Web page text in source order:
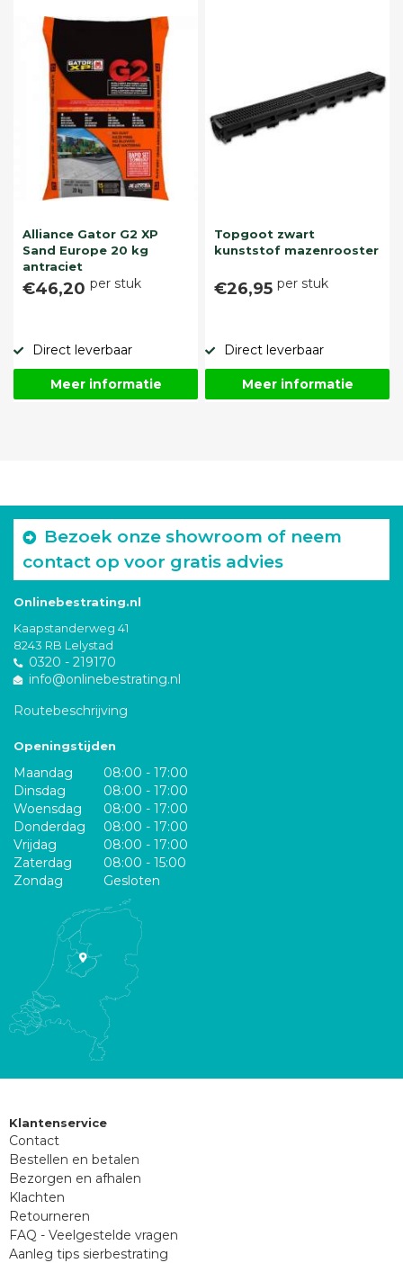
Alliance Gator G2 XP
Sand Europe 20 kg
antraciet
€46,20 per stuk
Direct leverbaar
Meer informatie
Topgoot zwart
kunststof mazenrooster
€26,95 per stuk
Direct leverbaar
Meer informatie
Bezoek onze showroom of neem
contact op voor gratis advies
Onlinebestrating.nl
Kaapstanderweg 41
8243 RB Lelystad
0320 - 219170
info@onlinebestrating.nl
Routebeschrijving
Openingstijden
Maandag
08:00 - 17:00
Dinsdag
08:00 - 17:00
Woensdag
08:00 - 17:00
Donderdag
08:00 - 17:00
Vrijdag
08:00 - 17:00
Zaterdag
08:00 - 15:00
Zondag
Gesloten
Klantenservice
Contact
Bestellen en betalen
Bezorgen en afhalen
Klachten
Retourneren
FAQ - Veelgestelde vragen
Aanleg tips sierbestrating